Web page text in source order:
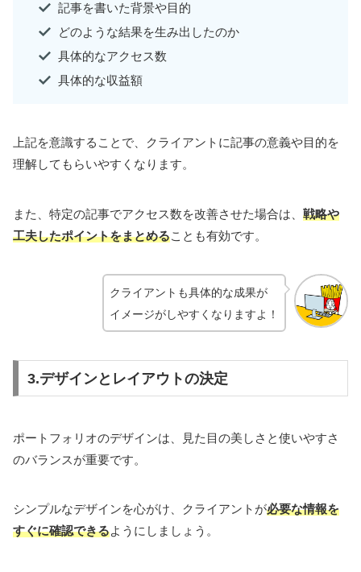
記事を書いた背景や目的
どのような結果を生み出したのか
具体的なアクセス数
具体的な収益額
上記を意識することで、クライアントに記事の意義や目的を
理解してもらいやすくなります。
また、特定の記事でアクセス数を改善させた場合は、 戦略や
工夫したポイントをまとめることも有効です。
クライアントも具体的な成果が
イメージがしやすくなりますよ！
3.デザインとレイアウトの決定
ポートフォリオのデザインは、見た目の美しさと使いやすさ
のバランスが重要です。
シンプルなデザインを心がけ、クライアントが必要な情報を
すぐに確認できるようにしましょう。